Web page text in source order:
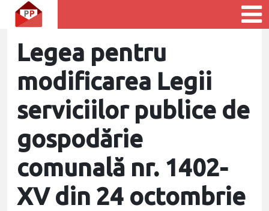
Legea pentru
modificarea Legii
serviciilor publice de
gospodărie
comunală nr. 1402-
XV din 24 octombrie